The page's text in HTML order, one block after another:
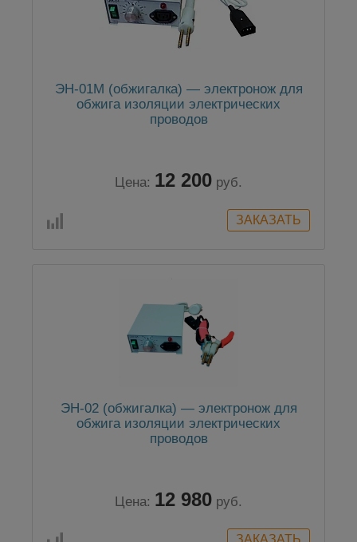
ЭН-01М (обжигалка) — электронож для
обжига изоляции электрических
проводов
Цена: 12 200 руб.
ЭН-02 (обжигалка) — электронож для
обжига изоляции электрических
проводов
Цена: 12 980 руб.